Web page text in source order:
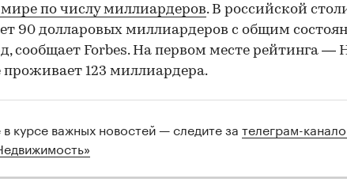
00:00 / 00:00
по числу миллиардеров. В российской
90 долларовых миллиардеров с общим
сообщает Forbes. На первом месте рейтинга —
проживает 123 миллиардера.
в курсе важных новостей — следите за телеграм-